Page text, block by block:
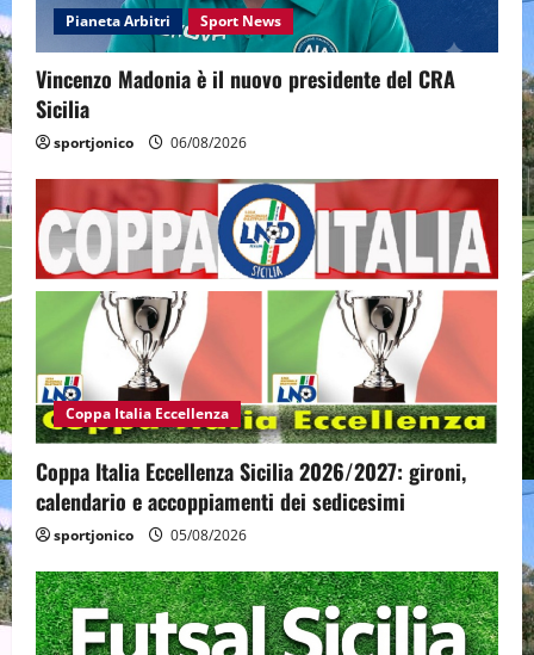
Pianeta Arbitri Sport News
Vincenzo Madonia è il nuovo presidente del CRA
Sicilia
sportjonico 06/08/2026
Coppa Italia Eccellenza
Coppa Italia Eccellenza Sicilia 2026/2027: gironi,
calendario e accoppiamenti dei sedicesimi
sportjonico 05/08/2026